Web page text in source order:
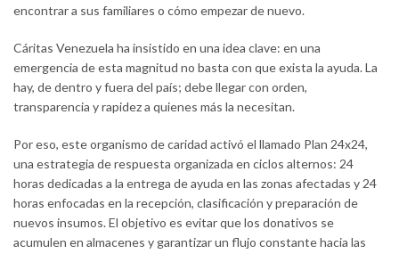
encontrar a sus familiares o cómo empezar de nuevo.
Cáritas Venezuela ha insistido en una idea clave: en una
emergencia de esta magnitud no basta con que exista la ayuda. La
hay, de dentro y fuera del país; debe llegar con orden,
transparencia y rapidez a quienes más la necesitan.
Por eso, este organismo de caridad activó el llamado Plan 24x24,
una estrategia de respuesta organizada en ciclos alternos: 24
horas dedicadas a la entrega de ayuda en las zonas afectadas y 24
horas enfocadas en la recepción, clasificación y preparación de
nuevos insumos. El objetivo es evitar que los donativos se
acumulen en almacenes y garantizar un flujo constante hacia las